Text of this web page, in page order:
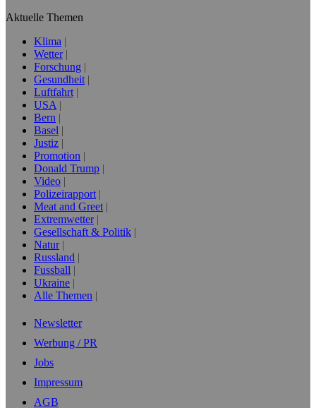
Aktuelle Themen
Klima
Wetter
Forschung
Gesundheit
Luftfahrt
USA
Bern
Basel
Justiz
Promotion
Donald Trump
Video
Polizeirapport
Meat and Greet
Extremwetter
Gesellschaft & Politik
Natur
Russland
Fussball
Ukraine
Alle Themen
Newsletter
Werbung / PR
Jobs
Impressum
AGB